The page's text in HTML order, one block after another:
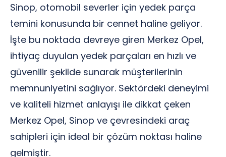
Sinop, otomobil severler için yedek parça
temini konusunda bir cennet haline geliyor.
İşte bu noktada devreye giren Merkez Opel,
ihtiyaç duyulan yedek parçaları en hızlı ve
güvenilir şekilde sunarak müşterilerinin
memnuniyetini sağlıyor. Sektördeki deneyimi
ve kaliteli hizmet anlayışı ile dikkat çeken
Merkez Opel, Sinop ve çevresindeki araç
sahipleri için ideal bir çözüm noktası haline
gelmiştir.